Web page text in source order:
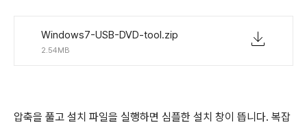
Windows7-USB-DVD-tool.zip
2.54MB
압축을 풀고 설치 파일을 실행하면 심플한 설치 창이 뜹니다. 복잡